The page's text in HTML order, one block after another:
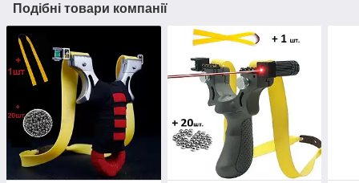
Подібні товари компанії